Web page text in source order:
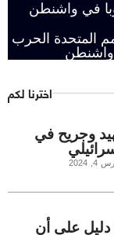
في واشنطن
المتحدة الحرب
واشنطن
اخترنا لكم
ألف شهيد وجريح في
4, 2024
دليل على أن